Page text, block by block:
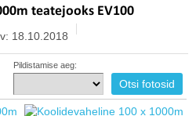
teatejooks EV100
18.10.2018
Pildistamise aeg: